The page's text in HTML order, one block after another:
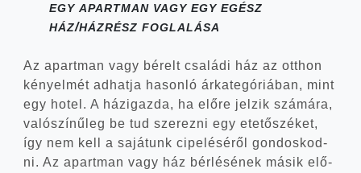
EGY APARTMAN VAGY EGY EGÉSZ
HÁZ/HÁZRÉSZ FOGLALÁSA
Az apart­man vagy bérelt csa­lá­di ház az ott­hon
kényel­mét adhat­ja hason­ló árka­te­gó­ri­á­ban, mint
egy hotel. A házi­gaz­da, ha elő­re jel­zik szá­má­ra,
való­szí­nű­leg be tud sze­rez­ni egy ete­tő­szé­ket,
így nem kell a sajá­tunk cipe­lé­sé­ről gon­dos­kod­
ni. Az apart­man vagy ház bér­lé­sé­nek másik elő­